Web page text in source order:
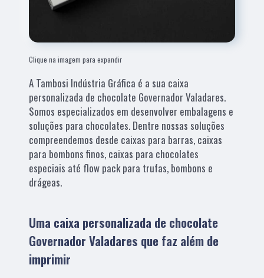
Clique na imagem para expandir
A Tambosi Indústria Gráfica é a sua caixa
personalizada de chocolate Governador Valadares.
Somos especializados em desenvolver embalagens e
soluções para chocolates. Dentre nossas soluções
compreendemos desde caixas para barras, caixas
para bombons finos, caixas para chocolates
especiais até flow pack para trufas, bombons e
drágeas.
Uma caixa personalizada de chocolate
Governador Valadares que faz além de
imprimir